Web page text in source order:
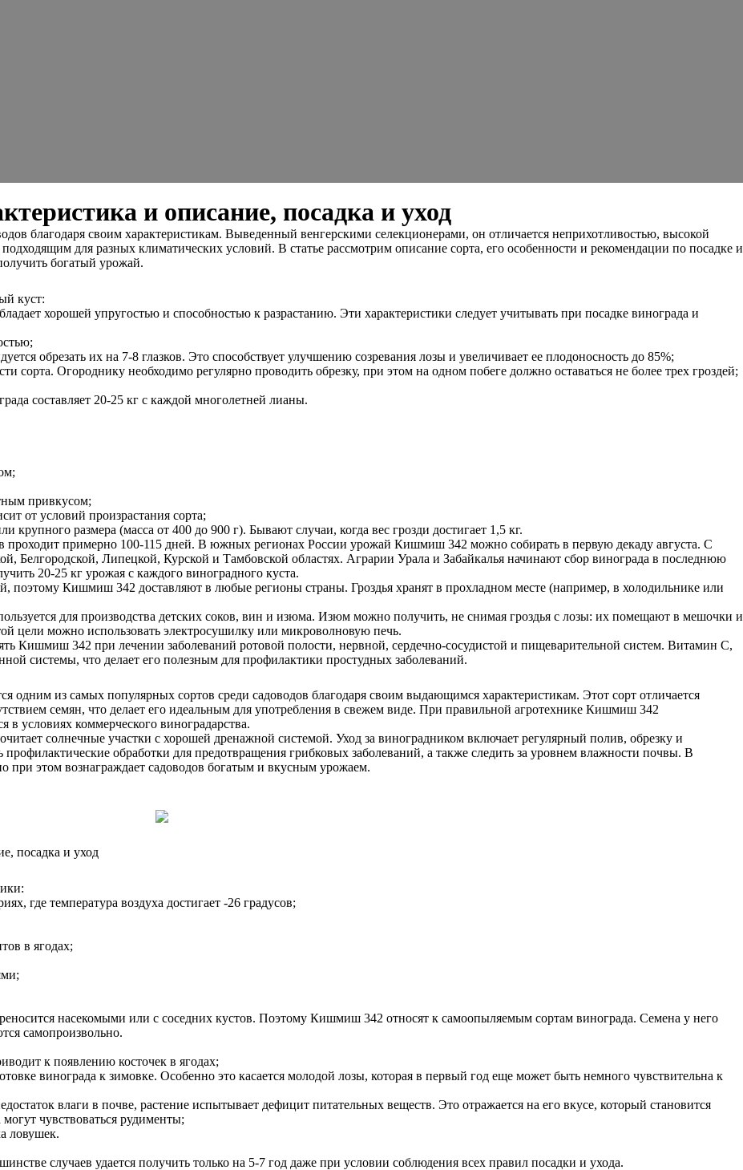
и описание, посадка и уход
благодаря своим характеристикам. Выведенный венгерскими селекционерами, он отличается неприхотливостью, высокой
для разных климатических условий. В статье рассмотрим описание сорта, его особенности и рекомендации по посадке и
богатый урожай.
куст:
хорошей упругостью и способностью к разрастанию. Эти характеристики следует учитывать при посадке винограда и
обрезать их на 7-8 глазков. Это способствует улучшению созревания лозы и увеличивает ее плодоносность до 85%;
сорта. Огороднику необходимо регулярно проводить обрезку, при этом на одном побеге должно оставаться не более трех гроздей;
составляет 20-25 кг с каждой многолетней лианы.
привкусом;
от условий произрастания сорта;
размера (масса от 400 до 900 г). Бывают случаи, когда вес грозди достигает 1,5 кг.
проходит примерно 100-115 дней. В южных регионах России урожай Кишмиш 342 можно собирать в первую декаду августа. С
Белгородской, Липецкой, Курской и Тамбовской областях. Аграрии Урала и Забайкалья начинают сбор винограда в последнюю
20-25 кг урожая с каждого виноградного куста.
поэтому Кишмиш 342 доставляют в любые регионы страны. Гроздья хранят в прохладном месте (например, в холодильнике или
для производства детских соков, вин и изюма. Изюм можно получить, не снимая гроздья с лозы: их помещают в мешочки и
цели можно использовать электросушилку или микроволновую печь.
Кишмиш 342 при лечении заболеваний ротовой полости, нервной, сердечно-сосудистой и пищеварительной систем. Витамин С,
системы, что делает его полезным для профилактики простудных заболеваний.
одним из самых популярных сортов среди садоводов благодаря своим выдающимся характеристикам. Этот сорт отличается
семян, что делает его идеальным для употребления в свежем виде. При правильной агротехнике Кишмиш 342
в условиях коммерческого виноградарства.
солнечные участки с хорошей дренажной системой. Уход за виноградником включает регулярный полив, обрезку и
обработки для предотвращения грибковых заболеваний, а также следить за уровнем влажности почвы. В
этом вознаграждает садоводов богатым и вкусным урожаем.
посадка и уход
где температура воздуха достигает -26 градусов;
в ягодах;
насекомыми или с соседних кустов. Поэтому Кишмиш 342 относят к самоопыляемым сортам винограда. Семена у него
самопроизвольно.
к появлению косточек в ягодах;
винограда к зимовке. Особенно это касается молодой лозы, которая в первый год еще может быть немного чувствительна к
влаги в почве, растение испытывает дефицит питательных веществ. Это отражается на его вкусе, который становится
чувствоваться рудименты;
ловушек.
случаев удается получить только на 5-7 год даже при условии соблюдения всех правил посадки и ухода.